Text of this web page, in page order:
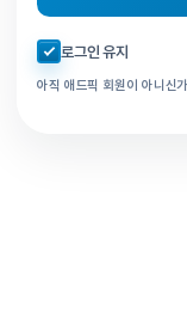
자동로그인 체크
로그인 유지
아직 애드픽 회원이 아니신